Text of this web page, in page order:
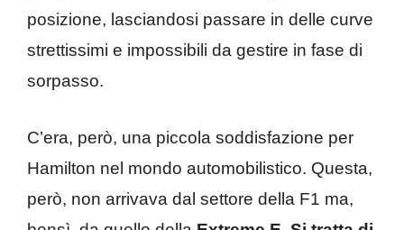
posizione, lasciandosi passare in delle curve
strettissimi e impossibili da gestire in fase di
sorpasso.
C’era, però, una piccola soddisfazione per
Hamilton nel mondo automobilistico. Questa,
però, non arrivava dal settore della F1 ma,